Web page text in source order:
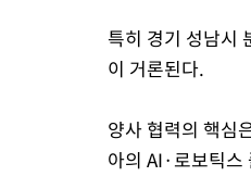
특히 경기 성남시
이 거론된다.
양사 협력의 핵심
아의 AI·로보틱스